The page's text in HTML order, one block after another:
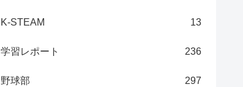
K-STEAM 13
学習レポート 236
野球部 297